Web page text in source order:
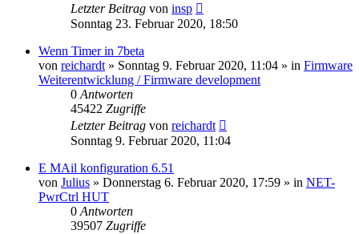
Letzter Beitrag von insp
Sonntag 23. Februar 2020, 18:50
Wenn Timer in 7beta
von reichardt » Sonntag 9. Februar 2020, 11:04 » in Firmware
Weiterentwicklung / Firmware development
0 Antworten
45422 Zugriffe
Letzter Beitrag von reichardt
Sonntag 9. Februar 2020, 11:04
E MAil konfiguration 6.51
von Julius » Donnerstag 6. Februar 2020, 17:59 » in NET-
PwrCtrl HUT
0 Antworten
39507 Zugriffe